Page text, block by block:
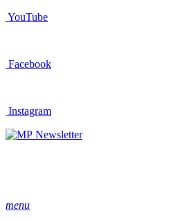
YouTube
Facebook
Instagram
Newsletter
menu